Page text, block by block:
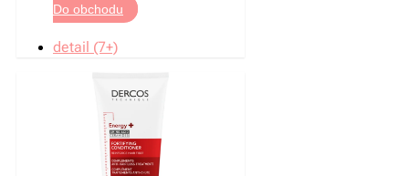
Do obchodu
detail (7+)